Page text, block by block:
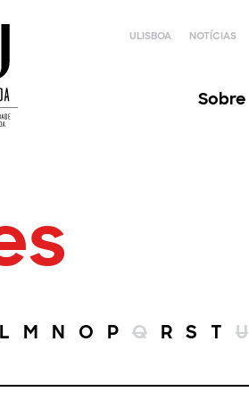
ULISBOA NOTÍCIAS
Sobre
L M N O P Q R S T U